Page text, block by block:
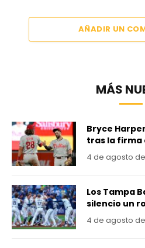
AÑADIR UN
MÁS
Bryce
tras la firma
4 de agosto
Los Tampa
silencio un
4 de agosto